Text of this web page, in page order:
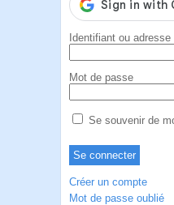
Identifiant ou adresse
Mot de passe
Se souvenir de
Créer un compte
Mot de passe oublié